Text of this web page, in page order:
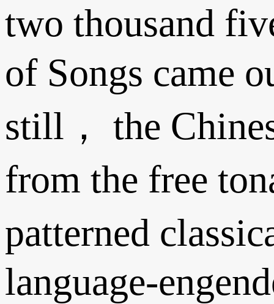
two thousand
of Songs came
still， the
from the free
patterned
language-